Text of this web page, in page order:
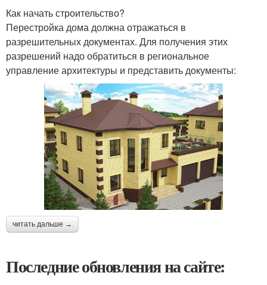
Как начать строительство?
Перестройка дома должна отражаться в
разрешительных документах. Для получения этих
разрешений надо обратиться в региональное
управление архитектуры и представить документы:
читать дальше →
Последние обновления на сайте: